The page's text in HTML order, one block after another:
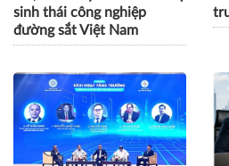
sinh thái công nghiệp
đường sắt Việt Nam